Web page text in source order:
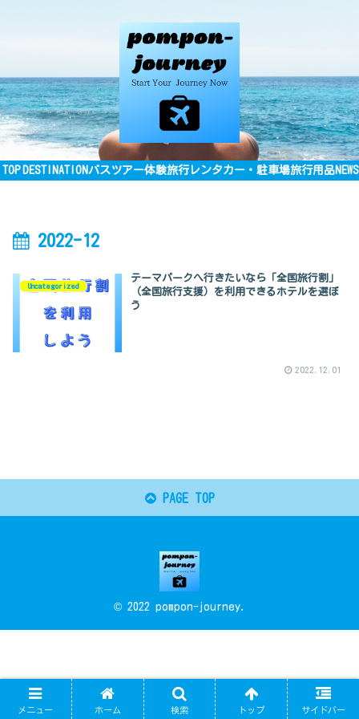
TOP DESTINATION バスツアー体験旅行 レンタカー・駐車場旅行用品NEWS
2022-12
Uncategorized
テーマパークへ行きたいなら「全国旅行割」
（全国旅行支援）を利用できるホテルを選ぼ
う
2022.12.01
PAGE TOP
© 2022 pompon-journey.
メニュー ホーム 検索 トップ サイドバー